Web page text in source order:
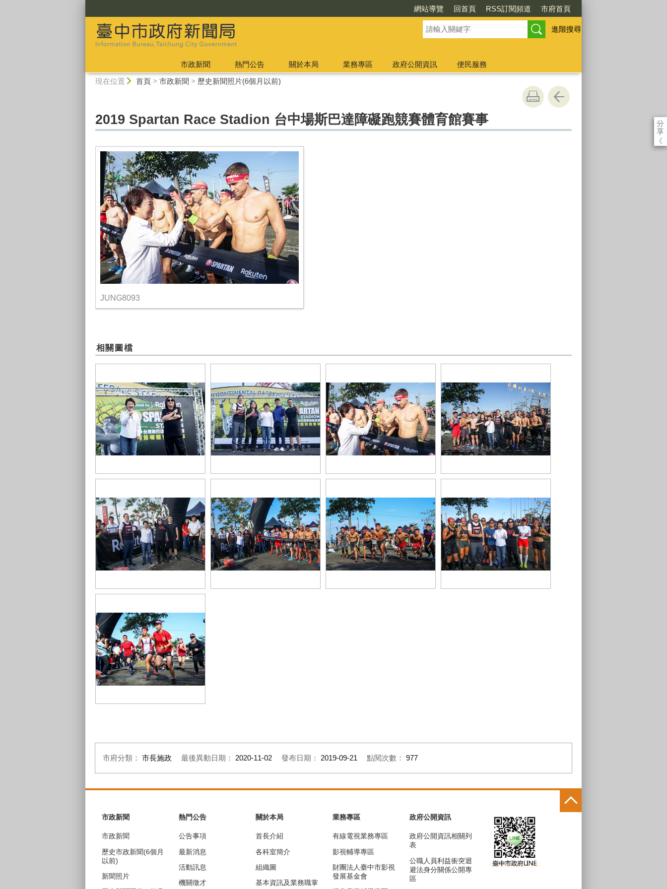
網站導覽 回首頁 RSS訂閱頻道 市府首頁
進階搜尋
市政新聞 熱門公告 關於本局 業務專區 政府公開資訊
便民服務
現在位置 首頁> 市政新聞 > 歷史新聞照片(6個月以前)
分
享
《
2019 Spartan Race Stadion 台中場斯巴達障礙跑競賽體育館賽事
JUNG8093
相關圖檔
市長致詞 合影
斯巴達障礙跑競賽體育館賽事
大合影
市長鳴笛
市府分類： 市長施政 最後異動日期： 2020-11-02 發布日期： 2019-09-21 點閱次數： 977
市政新聞
市政新聞
歷史市政新聞(6個月
以前)
新聞照片
熱門公告
公告事項
最新消息
活動訊息
機關徵才
關於本局
首長介紹
各科室簡介
組織圖
基本資訊及業務職掌
業務專區
有線電視業務專區
影視輔導專區
財團法人臺中市影視
發展基金會
政府公開資訊
政府公開資訊相關列
表
公職人員利益衝突迴
避法身分關係公開專
區